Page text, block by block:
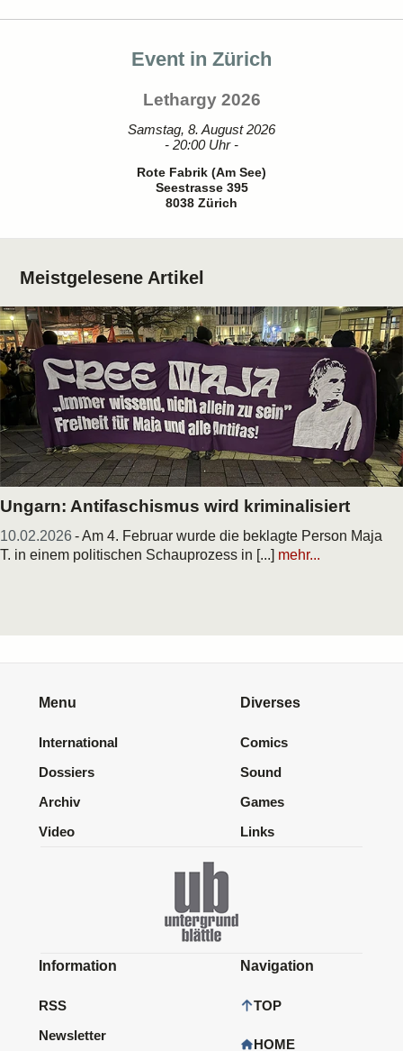
Event in Zürich
Lethargy 2026
Samstag, 8. August 2026
- 20:00 Uhr -
Rote Fabrik (Am See)
Seestrasse 395
8038 Zürich
Meistgelesene Artikel
Ungarn: Antifaschismus wird kriminalisiert
10.02.2026 - Am 4. Februar wurde die beklagte Person Maja
T. in einem politischen Schauprozess in [...] mehr...
Menu
International
Dossiers
Archiv
Video
Diverses
Comics
Sound
Games
Links
Information
RSS
Newsletter
Navigation
TOP
HOME